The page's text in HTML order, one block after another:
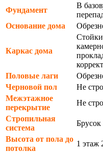
Фундамент
В
Основание дома
Каркас дома
Половые лаги
Черновой пол
Не
Межэтажное
перекрытие
Не
Стропильная
система
Высота от пола до
потолка
1 этаж